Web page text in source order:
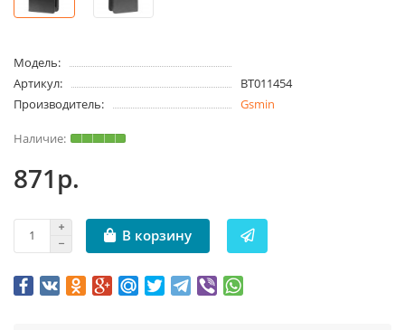
Модель:
Артикул:
BT011454
Производитель:
Gsmin
871р.
В корзину